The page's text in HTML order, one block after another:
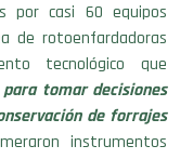
por casi 60 equipos
de rotoenfardadoras
tecnológico que
tomar decisiones
de forrajes
instrumentos